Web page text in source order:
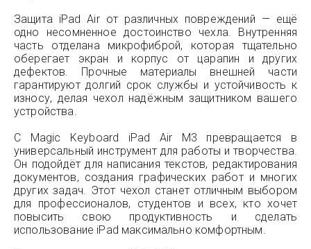
Защита iPad Air от различных повреждений — ещё
одно несомненное достоинство чехла. Внутренняя
часть отделана микрофиброй, которая тщательно
оберегает экран и корпус от царапин и других
дефектов. Прочные материалы внешней части
гарантируют долгий срок службы и устойчивость к
износу, делая чехол надёжным защитником вашего
устройства.
С Magic Keyboard iPad Air М3 превращается в
универсальный инструмент для работы и творчества.
Он подойдёт для написания текстов, редактирования
документов, создания графических работ и многих
других задач. Этот чехол станет отличным выбором
для профессионалов, студентов и всех, кто хочет
повысить свою продуктивность и сделать
использование iPad максимально комфортным.